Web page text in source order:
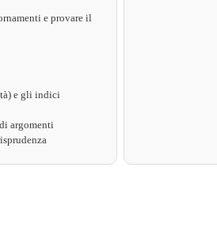
e provare il
e gli indici
argomenti